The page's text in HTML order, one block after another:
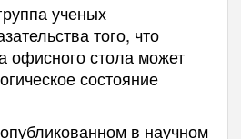
ученых
того, что
офисного стола может
состояние
в научном